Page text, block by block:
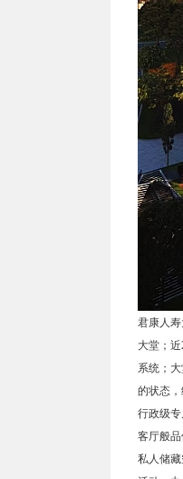
君康人
大堂；
系统；
的状态
行政级
客厅般
私人储